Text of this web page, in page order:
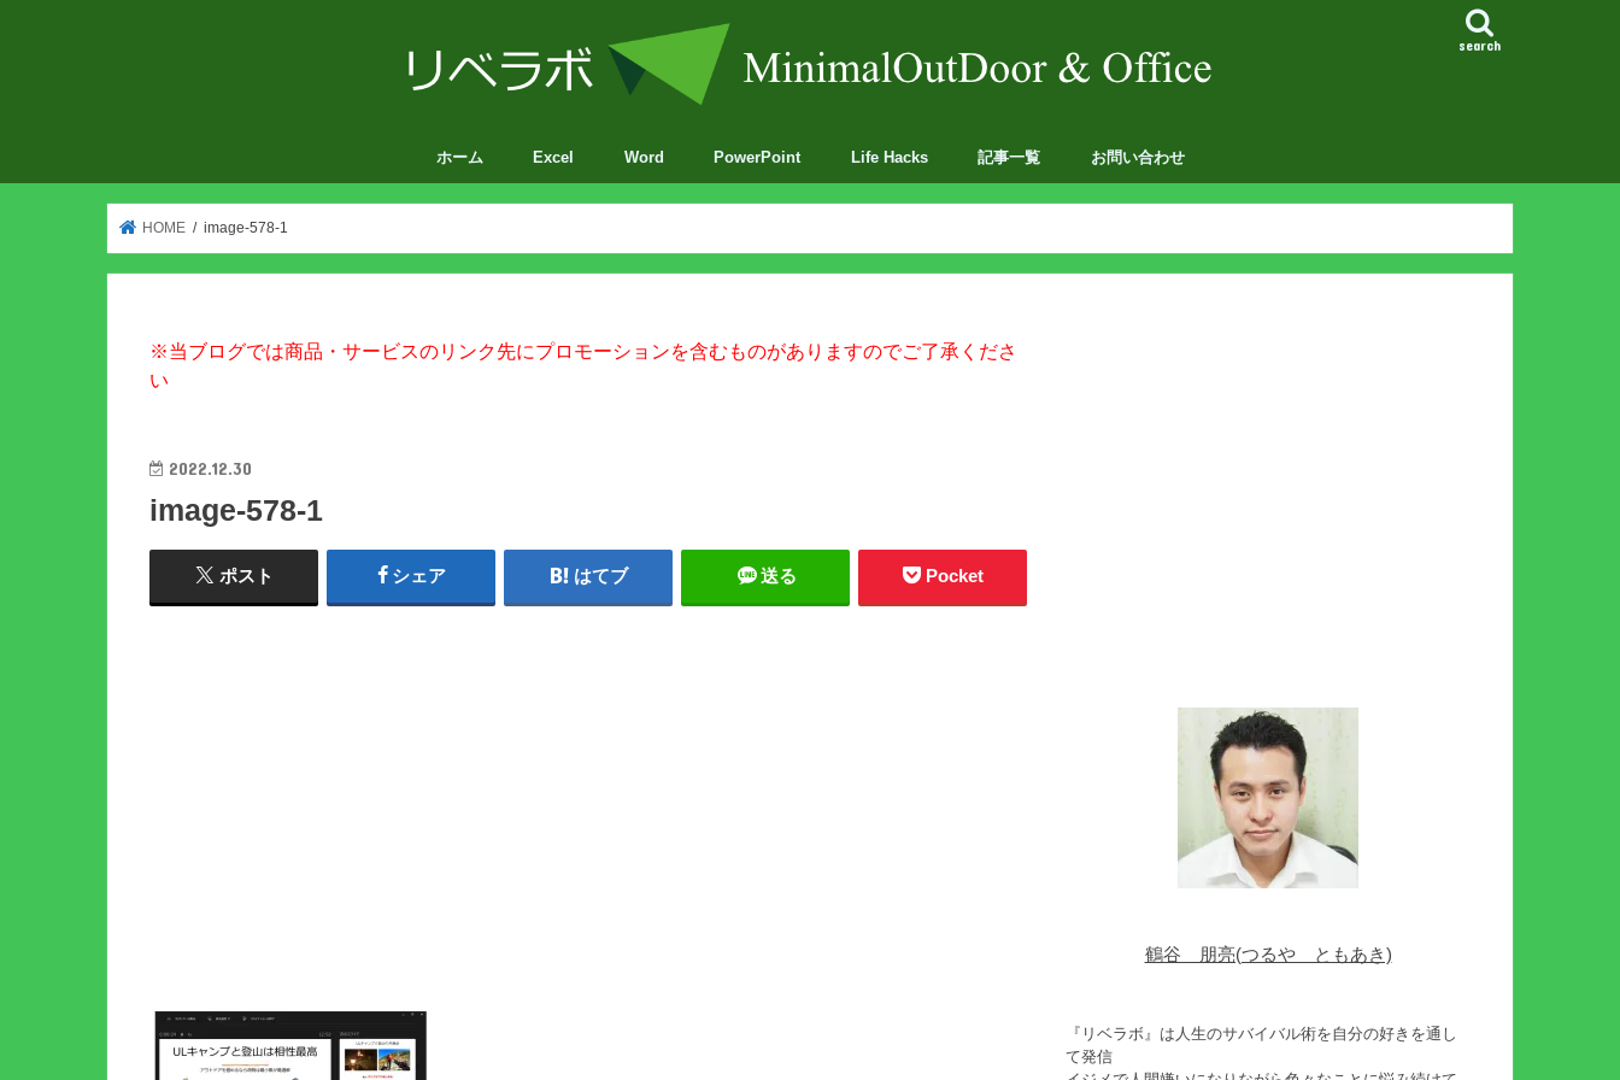
search
ホーム Excel
VBA
Word PowerPoint Life Hacks 記事一覧 お問い合わせ
HOME image-578-1
※当ブログでは商品・サービスのリンク先にプロモーションを含むものがありますのでご了承くださ
い
2022.12.30
image-578-1
ポスト シェア はてブ 送る Pocket
鶴谷 朋亮(つるや ともあき)
『リベラボ』は人生のサバイバル術を自分の好きを通し
て発信